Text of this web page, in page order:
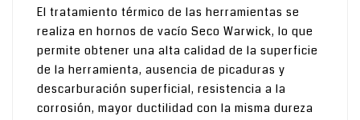
El tratamiento térmico de las herramientas se
realiza en hornos de vacío Seco Warwick, lo que
permite obtener una alta calidad de la superficie
de la herramienta, ausencia de picaduras y
descarburación superficial, resistencia a la
corrosión, mayor ductilidad con la misma dureza